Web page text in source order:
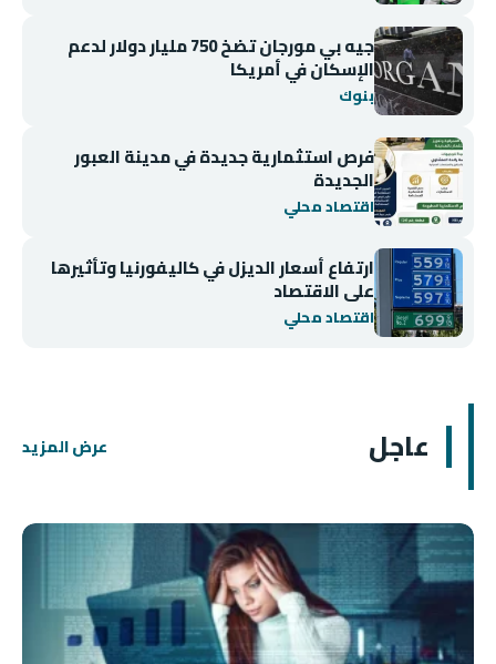
جيه بي مورجان تضخ 750 مليار دولار لدعم
الإسكان في أمريكا
بنوك
فرص استثمارية جديدة في مدينة العبور
الجديدة
اقتصاد محلي
ارتفاع أسعار الديزل في كاليفورنيا وتأثيرها
على الاقتصاد
اقتصاد محلي
عاجل عرض المزيد